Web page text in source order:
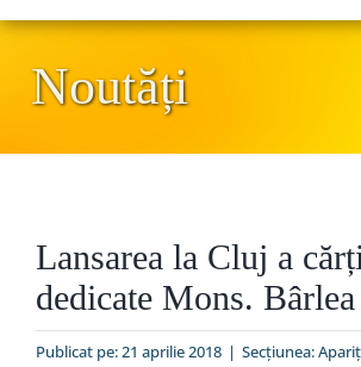
Organizare
Liturgic
Noutăți
Lansarea la Cluj a
dedicate Mons. Bârlea
Publicat pe: 21 aprilie 2018 | Secțiunea: